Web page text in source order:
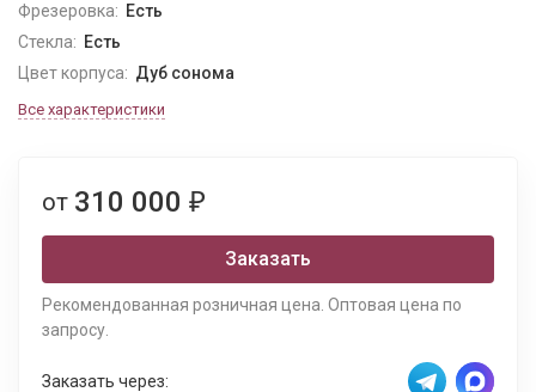
Фрезеровка: Есть
Стекла: Есть
Цвет корпуса: Дуб сонома
Все характеристики
от 310 000 ₽
Заказать
Рекомендованная розничная цена. Оптовая цена по
запросу.
Заказать через: